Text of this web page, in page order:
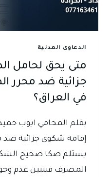
الدعاوى المدنية
متى يحق لحامل
جزائية ضد محرر
في العراق؟
بقلم المحامي ايوب
إقامة شكوى جزائية
يستلم صكا صحيح
المصرف فيتبين عدم